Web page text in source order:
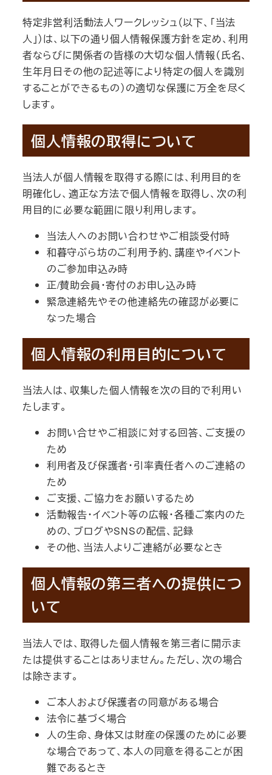
特定非営利活動法人ワークレッシュ（以下、「当法
人」）は、以下の通り個人情報保護方針を定め、利用
者ならびに関係者の皆様の大切な個人情報（氏名、
生年月日その他の記述等により特定の個人を識別
することができるもの）の適切な保護に万全を尽く
します。
個人情報の取得について
当法人が個人情報を取得する際には、利用目的を
明確化し、適正な方法で個人情報を取得し、次の利
用目的に必要な範囲に限り利用します。
当法人へのお問い合わせやご相談受付時
和暮守ぶら坊のご利用予約、講座やイベント
のご参加申込み時
正/賛助会員・寄付のお申し込み時
緊急連絡先やその他連絡先の確認が必要に
なった場合
個人情報の利用目的について
当法人は、収集した個人情報を次の目的で利用い
たします。
お問い合せやご相談に対する回答、ご支援の
ため
利用者及び保護者・引率責任者へのご連絡の
ため
ご支援、ご協力をお願いするため
活動報告・イベント等の広報・各種ご案内のた
めの、ブログやSNSの配信、記録
その他、当法人よりご連絡が必要なとき
個人情報の第三者への提供につ
いて
当法人では、取得した個人情報を第三者に開示ま
たは提供することはありません。ただし、次の場合
は除きます。
ご本人および保護者の同意がある場合
法令に基づく場合
人の生命、身体又は財産の保護のために必要
な場合であって、本人の同意を得ることが困
難であるとき